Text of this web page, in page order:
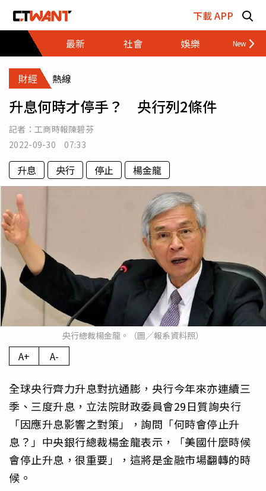
下載 APP
最新
社會 娛樂 財經
財經 熱線
升息何時才停手？ 央行列2條件
記者： 工商時報陳碧芬
2022-09-30 07:33
升息 央行 停止 楊金龍
央行總裁楊金龍。（圖／報系資料照）
A+ A-
全球央行齊力升息對抗通膨，央行今年來亦連續三
季、三度升息，立法院財政委員會29日質詢央行
「因應升息影響之對策」，詢問「何時會停止升
息？」中央銀行總裁楊金龍表示，「美國什麼時候
會停止升息，很重要」，這將是金融市場翻轉的時
候。